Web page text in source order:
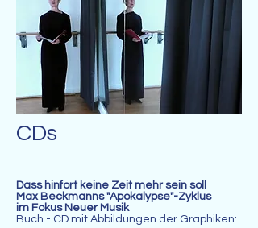
CDs
Dass hinfort keine Zeit mehr sein soll
Max Beckmanns "Apokalypse"-Zyklus
im Fokus Neuer Musik
Buch - CD mit Abbildungen der Graphiken: